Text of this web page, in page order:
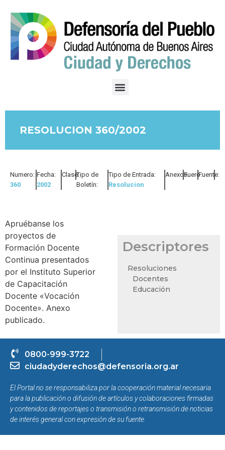
RESOLUCION 360/2002
Numero:
360
Fecha:
2002
Clase:Tipo de
Boletín:
Tipo de Entrada:
Resolucion
Anexos:Fuero:Fuente:
Apruébanse los
proyectos de
Formación Docente
Continua presentados
por el Instituto Superior
de Capacitación
Docente «Vocación
Docente». Anexo
publicado.
Descriptores
Resoluciones
Docentes
Educación
0800-999-3722
ciudadyderechos@defensoria.org.ar
El Portal no se responsabiliza por la cooperación material necesaria
para la publicación o difusión de artículos y colaboraciones firmadas
y contenidos de reportajes o transmisión o retransmisión de noticias
de interés general con expresión de su fuente.